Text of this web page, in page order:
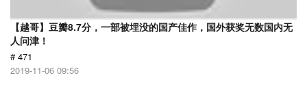
【越哥】豆瓣8.7分，一部被埋没的国产佳作，国外获奖无数国内无
人问津！
# 471
2019-11-06 09:56